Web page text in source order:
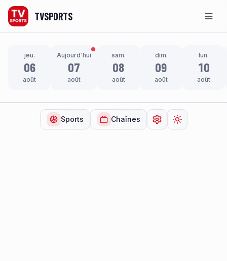
TVSPORTS
jeu.
06
août
Aujourd'hui
07
août
sam.
08
août
dim.
09
août
lun.
10
août
Sports Chaînes Ouvrir lesChanger de